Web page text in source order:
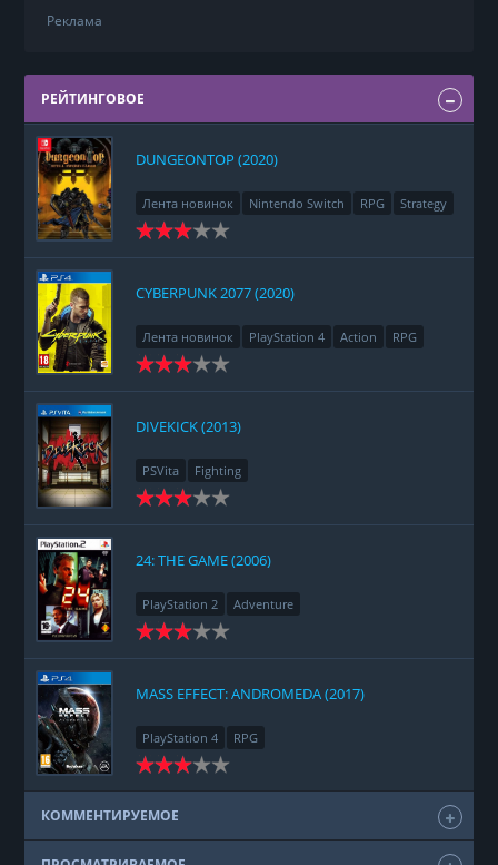
Реклама
РЕЙТИНГОВОЕ
DUNGEONTOP (2020)
Лента новинок Nintendo Switch RPG Strategy
CYBERPUNK 2077 (2020)
Лента новинок PlayStation 4 Action
RPG
Racing
Adventure
DIVEKICK (2013)
PSVita Fighting
24: THE GAME (2006)
PlayStation 2 Adventure
MASS EFFECT: ANDROMEDA (2017)
PlayStation 4 RPG
КОММЕНТИРУЕМОЕ